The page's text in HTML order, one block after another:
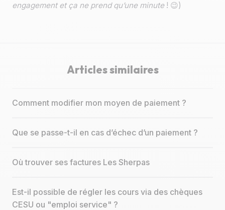
engagement et ça ne prend qu’une minute! 😉)
Articles similaires
Comment modifier mon moyen de paiement ?
Que se passe-t-il en cas d’échec d’un paiement ?
Où trouver ses factures Les Sherpas
Est-il possible de régler les cours via des chèques
CESU ou "emploi service" ?